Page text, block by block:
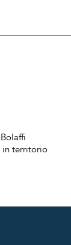
in territorio